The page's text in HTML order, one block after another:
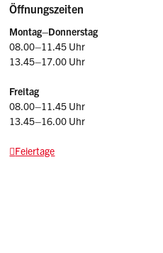
Öffnungszeiten
Montag–Donnerstag
08.00–11.45 Uhr
13.45–17.00 Uhr
Freitag
08.00–11.45 Uhr
13.45–16.00 Uhr
Feiertage